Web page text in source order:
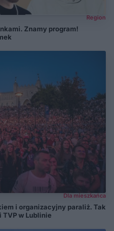
Region
Znamy program!
Dla mieszkańca
i organizacyjny paraliż. Tak
TVP w Lublinie